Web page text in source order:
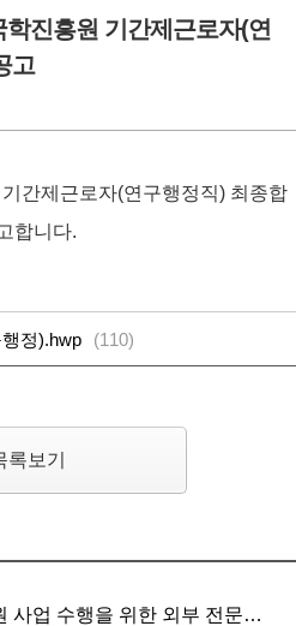
조
진흥원 기간제근로자(연
고
간제근로자(연구행정직) 최종합
합니다.
정).hwp (110)
록보기
[정정 공지] 율곡국학진흥원 사업 수행을 위한 외부 전문인력 모집-접수 이메일 변경 공지